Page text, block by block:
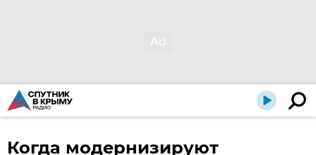
Когда модернизируют